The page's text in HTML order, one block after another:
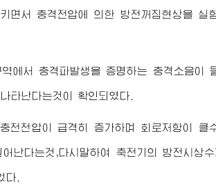
면서 충격전압에 의한 방전꺼짐현상을 실
에서 충격파발생을 증명하는 충격소음이
타난다는것이 확인되였다.
전전압이 급격히 증가하며 회로저항이 클
난다는것,다시말하여 축전기의 방전시상수
다.